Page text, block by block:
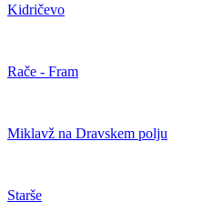
Kidričevo
Rače - Fram
Miklavž na Dravskem polju
Starše